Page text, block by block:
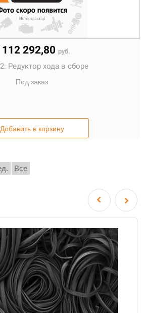
112 292,80 руб.
Редуктор хода в сборе
Под заказ
Добавить в корзину
Все